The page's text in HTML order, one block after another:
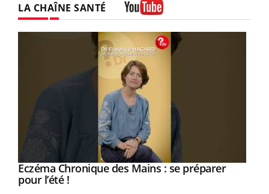
LA CHAÎNE SANTÉ
Youtube
Eczéma Chronique des Mains : se préparer
pour l’été !Youtube